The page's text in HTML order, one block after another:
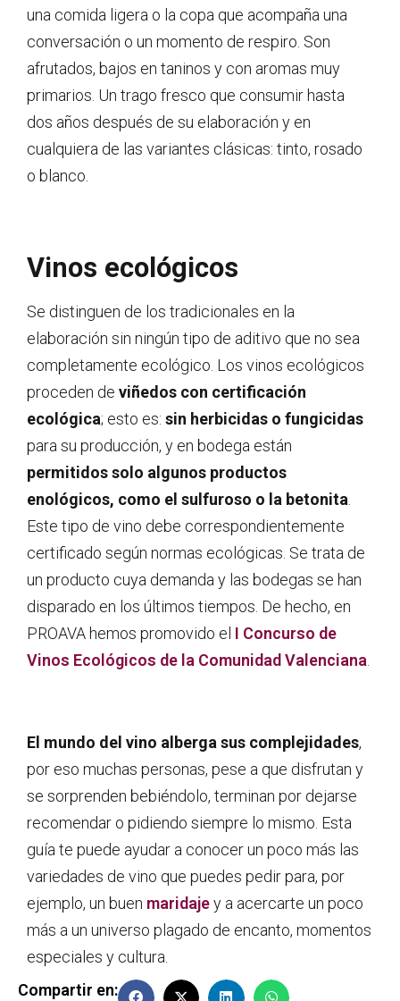
una comida ligera o la copa que acompaña una
conversación o un momento de respiro. Son
afrutados, bajos en taninos y con aromas muy
primarios. Un trago fresco que consumir hasta
dos años después de su elaboración y en
cualquiera de las variantes clásicas: tinto, rosado
o blanco.
Vinos ecológicos
Se distinguen de los tradicionales en la
elaboración sin ningún tipo de aditivo que no sea
completamente ecológico. Los vinos ecológicos
proceden de viñedos con certificación
ecológica; esto es: sin herbicidas o fungicidas
para su producción, y en bodega están
permitidos solo algunos productos
enológicos, como el sulfuroso o la betonita
Este tipo de vino debe correspondientemente
certificado según normas ecológicas. Se trata de
un producto cuya demanda y las bodegas se han
disparado en los últimos tiempos. De hecho, en
PROAVA hemos promovido el I Concurso de
Vinos Ecológicos de la Comunidad Valenciana
El mundo del vino alberga sus complejidades,
por eso muchas personas, pese a que disfrutan y
se sorprenden bebiéndolo, terminan por dejarse
recomendar o pidiendo siempre lo mismo. Esta
guía te puede ayudar a conocer un poco más las
variedades de vino que puedes pedir para, por
ejemplo, un buen maridajey a acercarte un poco
más a un universo plagado de encanto, momentos
especiales y cultura.
Compartir en: